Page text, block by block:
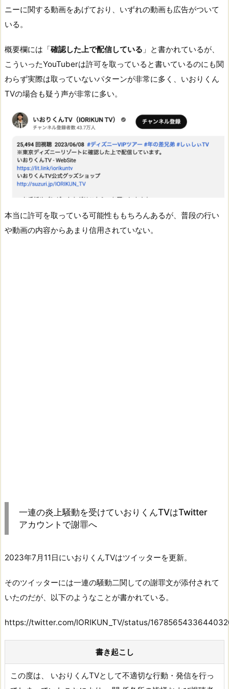
ニーに関する動画をあげており、いずれの動画も広告がついて
いる。
概要欄には「確認した上で配信している 」と書かれているが、
こういったYouTuberは許可を取っていると書いているのにも関
わらず実際は取っていないパターンが非常に多く、いおりくん
TVの場合も疑う声が非常に多い。
本当に許可を取っている可能性ももちろんあるが、普段の行い
や動画の内容からあまり信用されていない。
一連の炎上騒動を受けていおりくんTVはTwitter
アカウントで謝罪へ
2023年7月11日にいおりくんTVはツイッターを更新。
そのツイッターには一連の騒動二関しての謝罪文が添付されて
いたのだが、以下のようなことが書かれている。
https://twitter.com/IORIKUN_TV/status/
書き起こし
この度は、 いおりくんTVとして不適切な行動・発信を行っ